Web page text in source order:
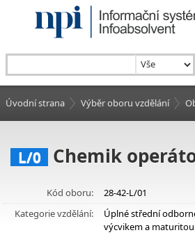
Úvodní strana Výběr oboru vzdělání
L/0 Chemik
Kód oboru:
28-42-L/01
Kategorie vzdělání:
Úplné střední
výcvikem a maturitou